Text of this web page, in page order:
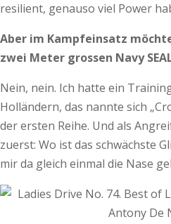
resilient, genauso viel Power
Aber im Kampfeinsatz
zwei Meter grossen Navy
Nein, nein. Ich hatte ein
Holländern, das nannte sich
der ersten Reihe. Und als
zuerst: Wo ist das schwächste
mir da gleich einmal die Nase